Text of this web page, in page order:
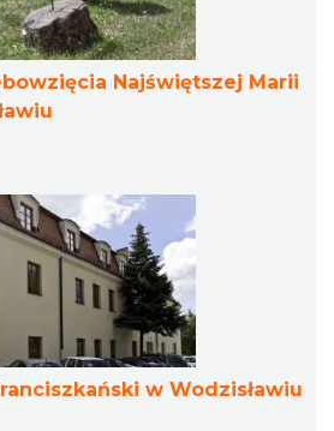
Najświętszej Marii
w Wodzisławiu